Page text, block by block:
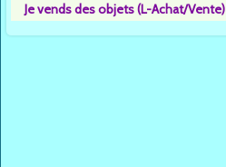
Je vends des objets (L-Achat/Vente)